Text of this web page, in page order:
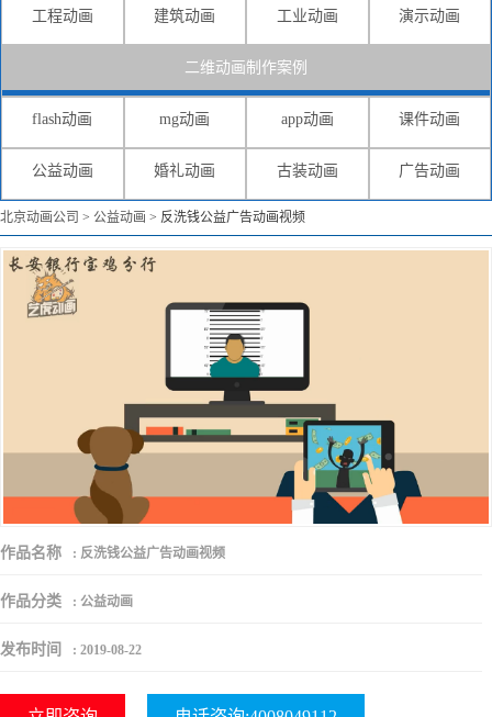
工程动画 建筑动画 工业动画 演示动画
二维动画制作案例
flash动画 mg动画 app动画 课件动画
公益动画 婚礼动画 古装动画 广告动画
北京动画公司 > 公益动画 > 反洗钱公益广告动画视频
作品名称 : 反洗钱公益广告动画视频
作品分类 : 公益动画
发布时间 : 2019-08-22